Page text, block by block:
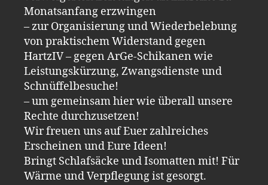
Monatsanfang erzwingen
– zur Organisierung und Wiederbelebung
von praktischem Widerstand gegen
HartzIV – gegen ArGe-Schikanen wie
Leistungskürzung, Zwangsdienste und
Schnüffelbesuche!
– um gemeinsam hier wie überall unsere
Rechte durchzusetzen!
Wir freuen uns auf Euer zahlreiches
Erscheinen und Eure Ideen!
Bringt Schlafsäcke und Isomatten mit! Für
Wärme und Verpflegung ist gesorgt.